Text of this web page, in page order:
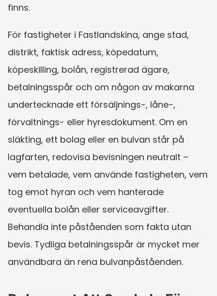
finns.
För fastigheter i Fastlandskina, ange stad,
distrikt, faktisk adress, köpedatum,
köpeskilling, bolån, registrerad ägare,
betalningsspår och om någon av makarna
undertecknade ett försäljnings-, låne-,
förvaltnings- eller hyresdokument. Om en
släkting, ett bolag eller en bulvan står på
lagfarten, redovisa bevisningen neutralt –
vem betalade, vem använde fastigheten, vem
tog emot hyran och vem hanterade
eventuella bolån eller serviceavgifter.
Behandla inte påståenden som fakta utan
bevis. Tydliga betalningsspår är mycket mer
användbara än rena bulvanpåståenden.